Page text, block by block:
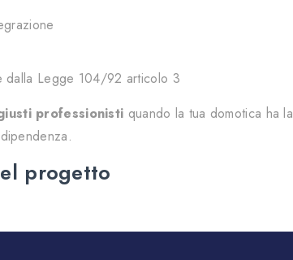
dalla Legge 104/92 articolo 3
professionisti quando la tua domotica ha la
progetto